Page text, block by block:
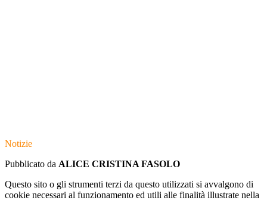
Notizie
Pubblicato da ALICE CRISTINA FASOLO
Questo sito o gli strumenti terzi da questo utilizzati si avvalgono di
cookie necessari al funzionamento ed utili alle finalità illustrate nella